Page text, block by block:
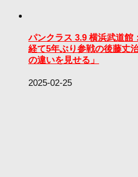
パンクラス 3.9 横浜武道館
経て5年ぶり参戦の後藤丈
の違いを見せる」
2025-02-25